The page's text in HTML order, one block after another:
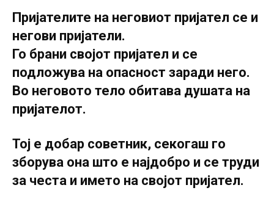
Пријателите на неговиот пријател се и
негови пријатели.
Го брани својот пријател и се
подложува на опасност заради него.
Во неговото тело обитава душата на
пријателот.
Тој е добар советник, секогаш го
зборува она што е најдобро и се труди
за честа и името на својот пријател.